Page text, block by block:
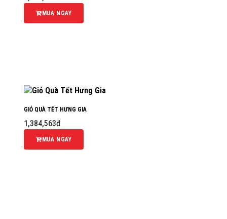
MUA NGAY
GIỎ QUÀ TẾT HƯNG GIA
1,384,563đ
MUA NGAY